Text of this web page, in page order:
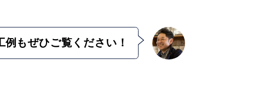
例もぜひご覧ください！